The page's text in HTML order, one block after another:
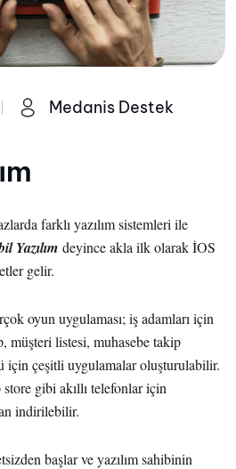
Medanis Destek
farklı yazılım sistemleri ile
Yazılım deyince akla ilk olarak İOS
gelir.
oyun uygulaması; iş adamları için
müşteri listesi, muhasebe takip
için çeşitli uygulamalar oluşturulabilir.
gibi akıllı telefonlar için
indirilebilir.
başlar ve yazılım sahibinin